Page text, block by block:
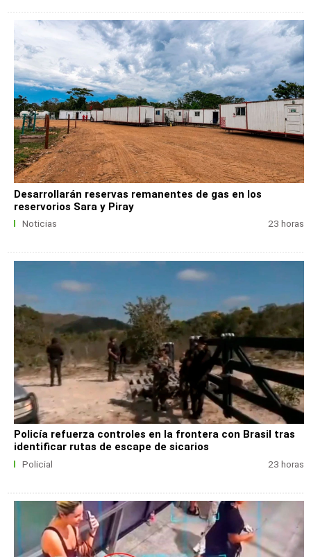
Desarrollarán reservas remanentes de gas en los
reservorios Sara y Piray
Noticias 23 horas
Policía refuerza controles en la frontera con Brasil tras
identificar rutas de escape de sicarios
Policial 23 horas